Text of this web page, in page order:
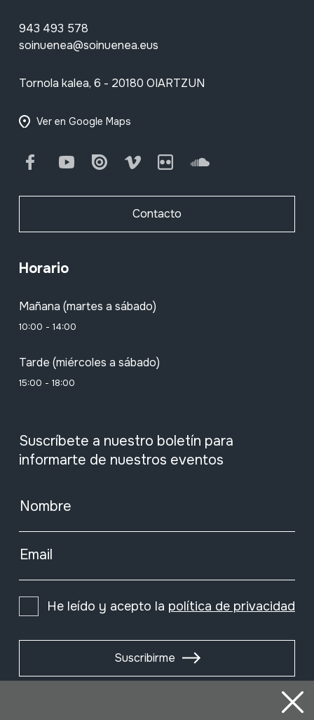
943 493 578
soinuenea@soinuenea.eus
Tornola kalea, 6 - 20180 OIARTZUN
Ver en Google Maps
FacebookYoutube Issuu Vimeo Flickr SoundCloud
Contacto
Horario
Mañana (martes a sábado)
10:00 - 14:00
Tarde (miércoles a sábado)
15:00 - 18:00
Suscríbete a nuestro boletín para
informarte de nuestros eventos
Nombre
Email
He leído y acepto la política de privacidad
Suscribirme